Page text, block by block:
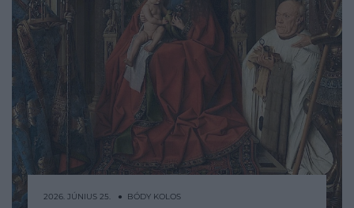
2026. JÚNIUS 25. ● BÓDY KOLOS